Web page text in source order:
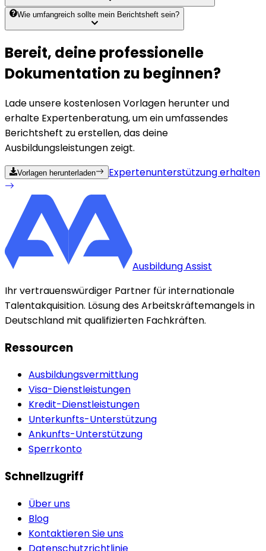
Wie umfangreich sollte mein Berichtsheft sein?
Bereit, deine professionelle
Dokumentation zu beginnen?
Lade unsere kostenlosen Vorlagen herunter und
erhalte Expertenberatung, um ein umfassendes
Berichtsheft zu erstellen, das deine
Ausbildungsleistungen zeigt.
Vorlagen herunterladen Expertenunterstützung erhalten
Ausbildung Assist
Ihr vertrauenswürdiger Partner für internationale
Talentakquisition. Lösung des Arbeitskräftemangels in
Deutschland mit qualifizierten Fachkräften.
Ressourcen
Ausbildungsvermittlung
Visa-Dienstleistungen
Kredit-Dienstleistungen
Unterkunfts-Unterstützung
Ankunfts-Unterstützung
Sperrkonto
Schnellzugriff
Über uns
Blog
Kontaktieren Sie uns
Datenschutzrichtlinie